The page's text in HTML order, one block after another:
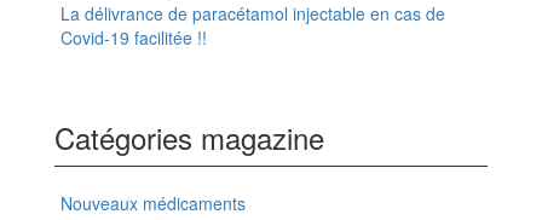
La délivrance de paracétamol injectable en cas de
Covid-19 facilitée !!
Catégories magazine
Nouveaux médicaments